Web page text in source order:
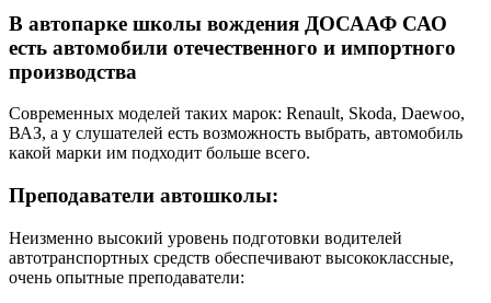
В автопарке школы вождения ДОСААФ САО
есть автомобили отечественного и импортного
производства
Современных моделей таких марок: Renault, Skoda, Daewoo,
ВАЗ, а у слушателей есть возможность выбрать, автомобиль
какой марки им подходит больше всего.
Преподаватели автошколы:
Неизменно высокий уровень подготовки водителей
автотранспортных средств обеспечивают высококлассные,
очень опытные преподаватели: